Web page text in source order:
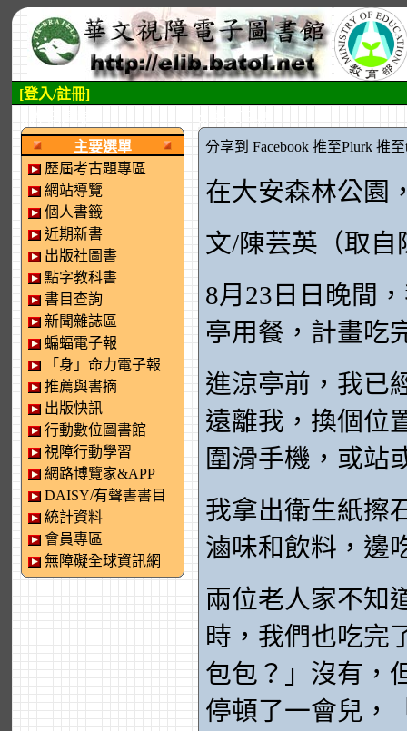
[登入/註冊]
主要選單
歷屆考古題專區
網站導覽
個人書籤
近期新書
出版社圖書
點字教科書
書目查詢
新聞雜誌區
蝙蝠電子報
「身」命力電子報
推薦與書摘
出版快訊
行動數位圖書館
視障行動學習
網路博覽家&APP
DAISY/有聲書書目
統計資料
會員專區
無障礙全球資訊網
分享到 Facebook 推至Plurk 推
在大安森林公園
文/陳芸英（取
8月23日日晚間
亭用餐，計畫吃
進涼亭前，我已
遠離我，換個位
圍滑手機，或站
我拿出衛生紙擦
滷味和飲料，邊
兩位老人家不知
時，我們也吃完
包包？」沒有，
停頓了一會兒，